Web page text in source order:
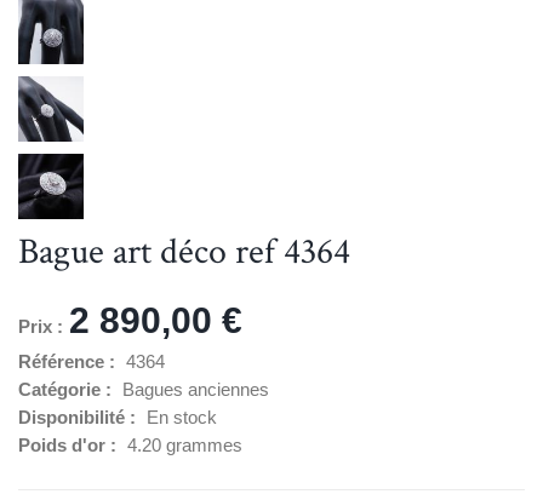
Bague art déco ref 4364
Prix : 2 890,00 €
Référence : 4364
Catégorie :
Bagues anciennes
Disponibilité :
En stock
Poids d'or : 4.20 grammes